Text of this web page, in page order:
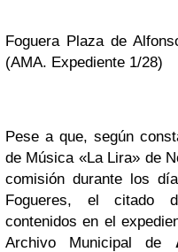
Foguera Plaza de
(AMA. Expediente 1/28)
Pese a que, según
de Música «La Lira» de
comisión durante los
Fogueres, el citado
contenidos en el
Archivo Municipal de